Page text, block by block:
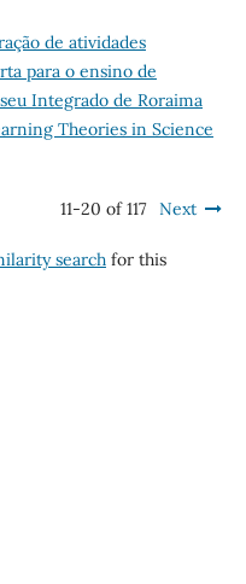
de atividades
para o ensino de
Integrado de Roraima
Theories in Science
11-20 of 117 Next
searchfor this